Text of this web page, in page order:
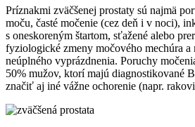
Príznakmi zväčšenej prostaty sú najmä
moču, časté močenie (cez deň i v noci),
s oneskoreným štartom, sťažené alebo
fyziologické zmeny močového mechúra
neúplného vyprázdnenia. Poruchy
50% mužov, ktorí majú diagnostikované
značiť aj iné vážne ochorenie (napr.